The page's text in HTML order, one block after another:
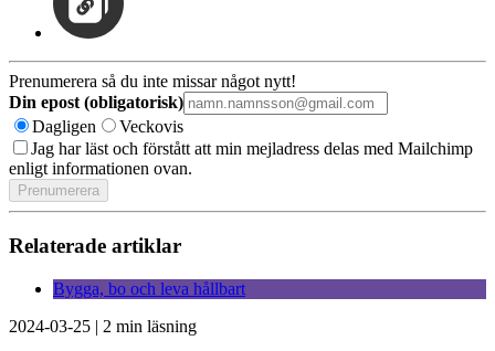
Prenumerera så du inte missar något nytt!
Din epost (obligatorisk)
Dagligen
Veckovis
Jag har läst och förstått att min mejladress delas med Mailchimp
enligt informationen ovan.
Relaterade artiklar
Bygga, bo och leva hållbart
2024-03-25 | 2 min läsning